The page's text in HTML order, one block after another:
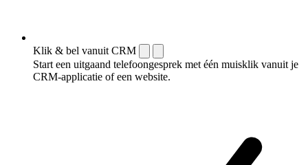
Klik & bel vanuit CRM
Start een uitgaand telefoongesprek met één muisklik vanuit je
CRM-applicatie of een website.